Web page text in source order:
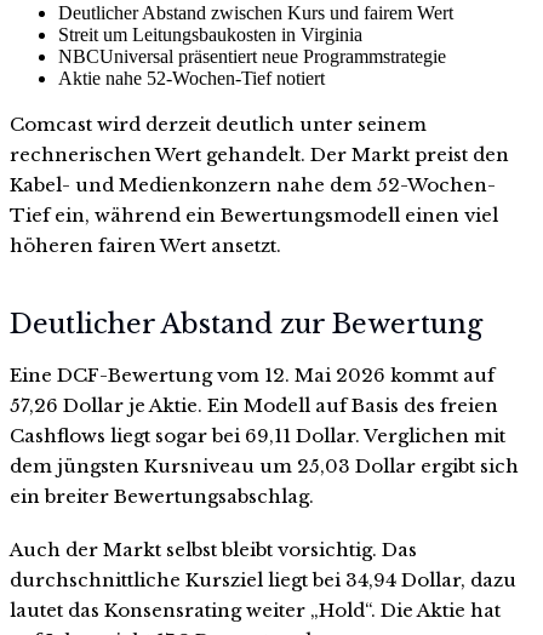
Deutlicher Abstand zwischen Kurs und fairem Wert
Streit um Leitungsbaukosten in Virginia
NBCUniversal präsentiert neue Programmstrategie
Aktie nahe 52-Wochen-Tief notiert
Comcast wird derzeit deutlich unter seinem
rechnerischen Wert gehandelt. Der Markt preist den
Kabel- und Medienkonzern nahe dem 52-Wochen-
Tief ein, während ein Bewertungsmodell einen viel
höheren fairen Wert ansetzt.
Deutlicher Abstand zur Bewertung
Eine DCF-Bewertung vom 12. Mai 2026 kommt auf
57,26 Dollar je Aktie. Ein Modell auf Basis des freien
Cashflows liegt sogar bei 69,11 Dollar. Verglichen mit
dem jüngsten Kursniveau um 25,03 Dollar ergibt sich
ein breiter Bewertungsabschlag.
Auch der Markt selbst bleibt vorsichtig. Das
durchschnittliche Kursziel liegt bei 34,94 Dollar, dazu
lautet das Konsensrating weiter „Hold“. Die Aktie hat